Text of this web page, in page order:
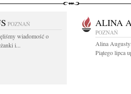
POZNAŃ
wiadomość o
i...
ALINA
POZNAŃ
Alina
Piątego lipca